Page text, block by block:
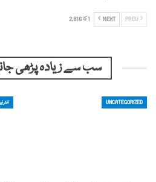
NEXT 1 کا 2,816
سب سے زیادہ پڑھی
UNCATEGORIZED